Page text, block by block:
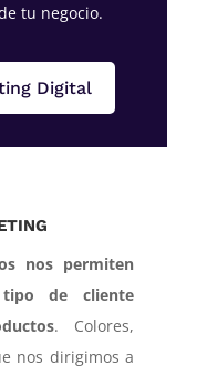
tu negocio.
Digital
nos permiten
de cliente
. Colores,
nos dirigimos a